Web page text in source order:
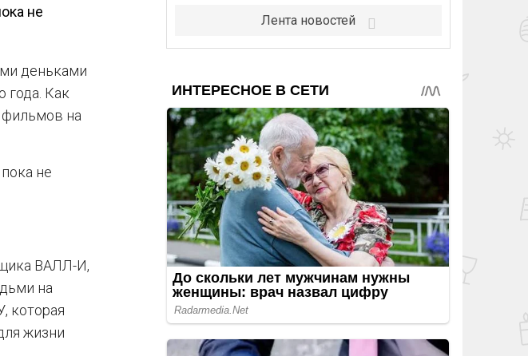
не
деньками
года. Как
фильмов на
не
ВАЛЛ-И,
на
которая
жизни
Лента новостей